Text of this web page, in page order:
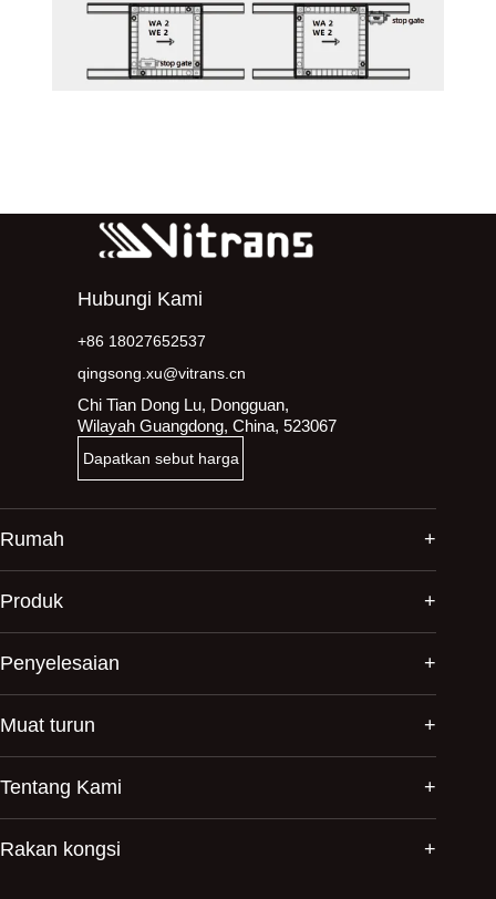
Hubungi Kami
+86 18027652537
qingsong.xu@vitrans.cn
Chi Tian Dong Lu, Dongguan,
Wilayah Guangdong, China, 523067
Dapatkan sebut harga
Rumah
Produk
Penyelesaian
Muat turun
Tentang Kami
Rakan kongsi